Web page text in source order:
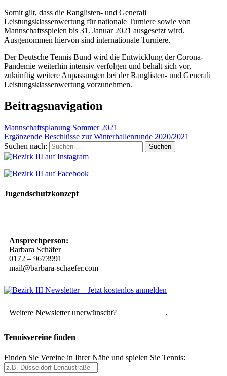
Somit gilt, dass die Ranglisten- und Generali
Leistungsklassenwertung für nationale Turniere sowie von
Mannschaftsspielen bis 31. Januar 2021 ausgesetzt wird.
Ausgenommen hiervon sind internationale Turniere.
Der Deutsche Tennis Bund wird die Entwicklung der Corona-
Pandemie weiterhin intensiv verfolgen und behält sich vor,
zukünftig weitere Anpassungen bei der Ranglisten- und Generali
Leistungsklassenwertung vorzunehmen.
Beitragsnavigation
Mannschaftsplanung Sommer 2021
Ergänzende Beschlüsse zur Winterhallenrunde 2020/2021
Suchen nach:
Jugendschutzkonzept
Ansprechperson:
Barbara Schäfer
0172 – 9673991
mail@barbara-schaefer.com
Weitere Newsletter unerwünscht? .
Tennisvereine finden
Finden Sie Vereine in Ihrer Nähe und spielen Sie Tennis: